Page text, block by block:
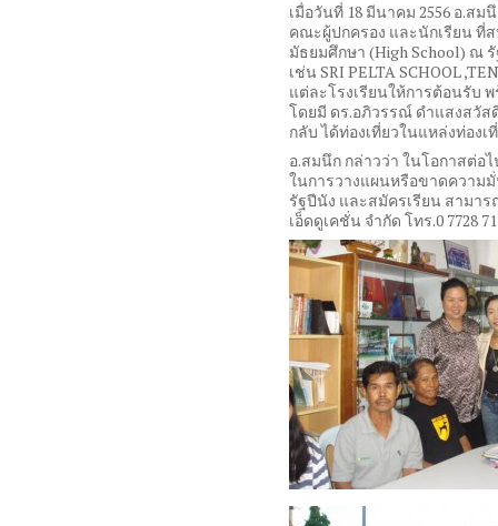
เมื่อวันที่ 18 มีนาคม 2556 อ.ส
คณะผู้ปกครอง และนักเรียน ที่ส
มัธยมศึกษา (High School) ณ
เช่น SRI PELTA SCHOOL
แต่ละโรงเรียนให้การต้อนรับ
โดยมี ดร.อภิวรรณ์ ดำแสงสวัส
กลับ ได้ท่องเที่ยวในแหล่งท่อ
อ.สมนึก กล่าวว่า ในโอกาสต่อ
ในการวางแผนหรือขาดความ
รัฐปีนัง และสมัครเรียน สามาร
เอ็ดดูเคชั่น จำกัด โทร.0 7728